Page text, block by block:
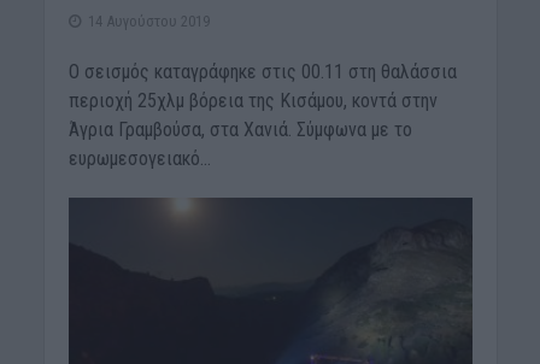
14 Αυγούστου 2019
Ο σεισμός καταγράφηκε στις 00.11 στη θαλάσσια
περιοχή 25χλμ βόρεια της Κισάμου, κοντά στην
Άγρια Γραμβούσα, στα Χανιά. Σύμφωνα με το
ευρωμεσογειακό...